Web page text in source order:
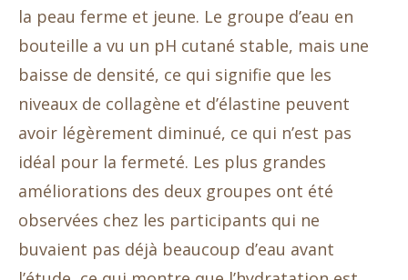
la peau ferme et jeune. Le groupe d’eau en
bouteille a vu un pH cutané stable, mais une
baisse de densité, ce qui signifie que les
niveaux de collagène et d’élastine peuvent
avoir légèrement diminué, ce qui n’est pas
idéal pour la fermeté. Les plus grandes
améliorations des deux groupes ont été
observées chez les participants qui ne
buvaient pas déjà beaucoup d’eau avant